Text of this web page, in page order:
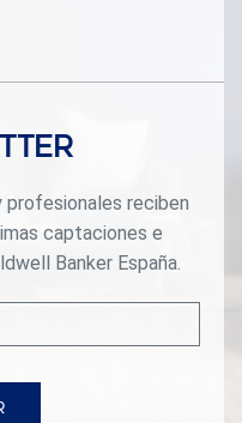
profesionales reciben
captaciones e
Banker España.